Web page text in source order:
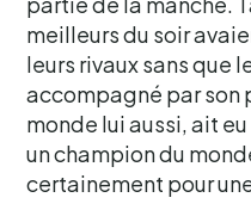
meilleurs du soir
leurs rivaux sans que
accompagné par son
monde lui aussi, ait
un champion du
certainement pour